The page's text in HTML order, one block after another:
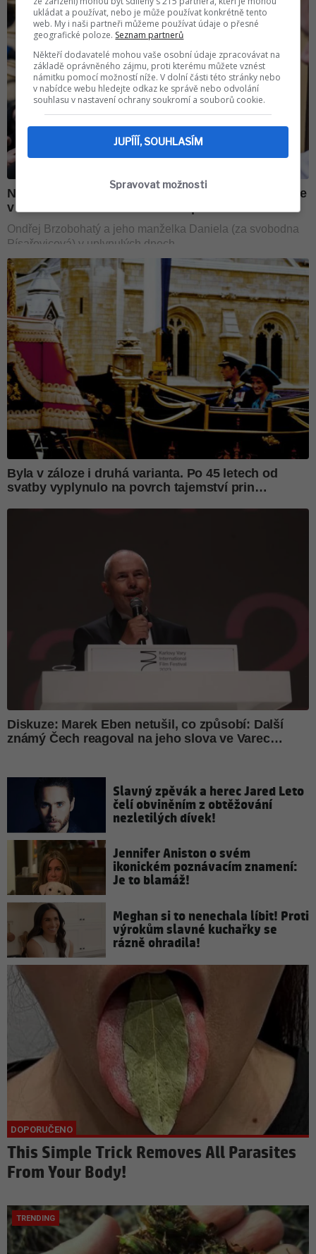
Slavný zpěvák a herec Jared Leto
čelí obviněním z obtěžování
nezletilých dívek!
Jennifer Aniston o svém
ikonickém poznávacím znamení:
Je to blamáž!
Meghan si to nenechala líbit! Proti
výrokům slavné kuchařky se
rázně ohradila!
This Simple Trick Removes All Parasites
From Your Body!
ukládat a používat, nebo je může používat konkrétně tento
web. My i naši partneři můžeme používat údaje o přesné
geografické poloze. Seznam partnerů
Někteří dodavatelé mohou vaše osobní údaje zpracovávat na
základě oprávněného zájmu, proti kterému můžete vznést
námitku pomocí možností níže. V dolní části této stránky nebo
v nabídce webu hledejte odkaz ke správě nebo odvolání
souhlasu v nastavení ochrany soukromí a souborů cookie.
JUPÍÍÍ, SOUHLASÍM
Spravovat možnosti